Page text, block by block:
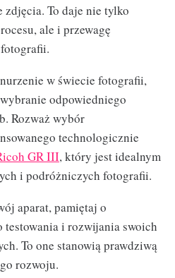
zdjęcia. To daje nie tylko
ale i przewagę
w świecie fotografii,
odpowiedniego
Rozważ wybór
technologicznie
GR III, który jest idealnym
i podróżniczych fotografii.
aparat, pamiętaj o
i rozwijania swoich
To one stanowią prawdziwą
rozwoju.